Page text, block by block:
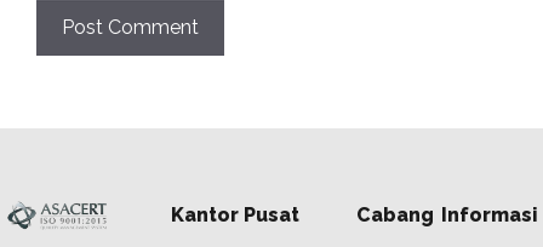
Kantor Pusat Cabang Informasi